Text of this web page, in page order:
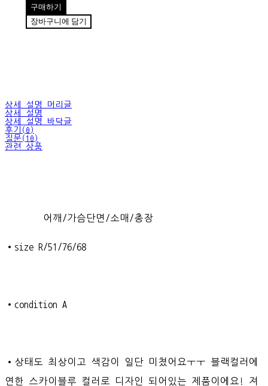
구매하기
장바구니에 담기
상세 설명 머리글
상세 설명
상세 설명 바닥글
후기(0)
질문(10)
관련 상품
어깨/가슴단면/소매/총장
•size R/51/76/68
•condition A
•상태도 최상이고 색감이 일단 미쳤어요ㅜㅜ 블랙컬러에
연한 스카이블루 컬러로 디자인 되어있는 제품이에요! 져